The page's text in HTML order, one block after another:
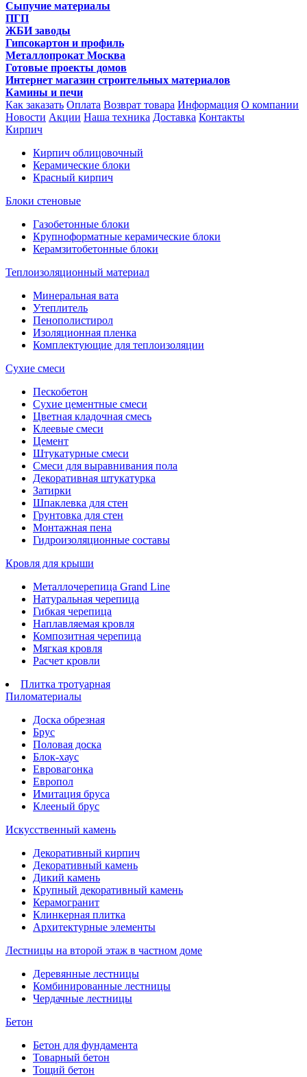
Сыпучие материалы
ПГП
ЖБИ заводы
Гипсокартон и профиль
Металлопрокат Москва
Готовые проекты домов
Интернет магазин строительных материалов
Камины и печи
Как заказать Оплата Возврат товара Информация О компании
Новости Акции Наша техника Доставка Контакты
Кирпич
Кирпич облицовочный
Керамические блоки
Красный кирпич
Блоки стеновые
Газобетонные блоки
Крупноформатные керамические блоки
Керамзитобетонные блоки
Теплоизоляционный материал
Минеральная вата
Утеплитель
Пенополистирол
Изоляционная пленка
Комплектующие для теплоизоляции
Сухие смеси
Пескобетон
Сухие цементные смеси
Цветная кладочная смесь
Клеевые смеси
Цемент
Штукатурные смеси
Смеси для выравнивания пола
Декоративная штукатурка
Затирки
Шпаклевка для стен
Грунтовка для стен
Монтажная пена
Гидроизоляционные составы
Кровля для крыши
Металлочерепица Grand Line
Натуральная черепица
Гибкая черепица
Наплавляемая кровля
Композитная черепица
Мягкая кровля
Расчет кровли
Плитка тротуарная
Пиломатериалы
Доска обрезная
Брус
Половая доска
Блок-хаус
Евровагонка
Европол
Имитация бруса
Клееный брус
Искусственный камень
Декоративный кирпич
Декоративный камень
Дикий камень
Крупный декоративный камень
Керамогранит
Клинкерная плитка
Архитектурные элементы
Лестницы на второй этаж в частном доме
Деревянные лестницы
Комбинированные лестницы
Чердачные лестницы
Бетон
Бетон для фундамента
Товарный бетон
Тощий бетон